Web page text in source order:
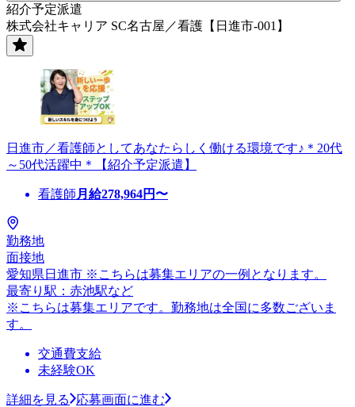
紹介予定派遣
株式会社キャリア SC名古屋／看護【日進市-001】
日進市／看護師としてあなたらしく働ける環境です♪＊20代
～50代活躍中＊【紹介予定派遣】
看護師 月給278,964円〜
勤務地
面接地
愛知県日進市 ※こちらは募集エリアの一例となります。
最寄り駅：赤池駅など
※こちらは募集エリアです。勤務地は全国に多数ございま
す。
交通費支給
未経験OK
詳細を見る 応募画面に進む